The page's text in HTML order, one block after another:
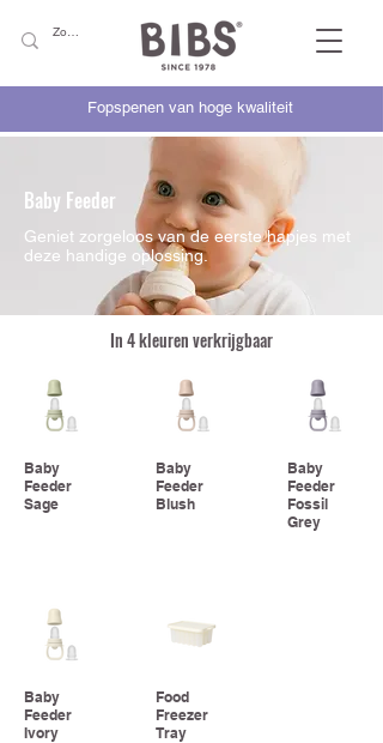
Fopspenen van hoge kwaliteit
Baby Feeder
Geniet zorgeloos van de eerste hapjes met
deze handige oplossing.
In 4 kleuren verkrijgbaar
Baby
Feeder
Sage
Baby
Feeder
Blush
Baby
Feeder
Fossil
Grey
Baby
Feeder
Ivory
Food
Freezer
Tray